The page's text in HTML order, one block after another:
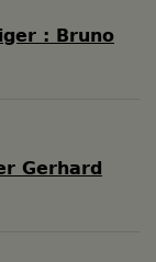
: Bruno
Gerhard